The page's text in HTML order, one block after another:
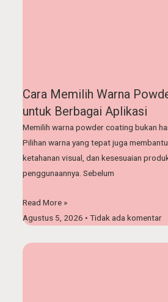
Cara Memilih Warna
untuk Berbagai Aplikasi
Memilih warna powder coating bukan
Pilihan warna yang tepat juga
ketahanan visual, dan kesesuaian
penggunaannya. Sebelum
Read More »
Agustus 5, 2026
Tidak ada komentar